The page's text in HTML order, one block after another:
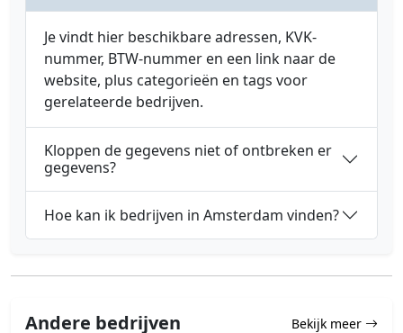
Je vindt hier beschikbare adressen, KVK-
nummer, BTW-nummer en een link naar de
website, plus categorieën en tags voor
gerelateerde bedrijven.
Kloppen de gegevens niet of ontbreken er
gegevens?
Hoe kan ik bedrijven in Amsterdam vinden?
Andere bedrijven Bekijk meer